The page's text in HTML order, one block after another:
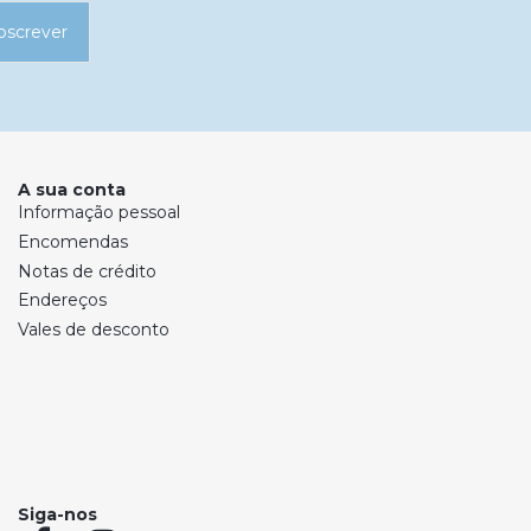
A sua conta
Informação pessoal
Encomendas
Notas de crédito
Endereços
Vales de desconto
Siga-nos